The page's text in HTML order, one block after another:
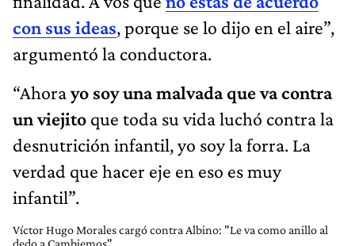
con sus ideas, porque se lo dijo en el aire”,
argumentó la conductora.
“Ahorayo soy una malvada que va contra
un viejito que toda su vida luchó contra la
desnutrición infantil, yo soy la forra. La
verdad que hacer eje en eso es muy
infantil”.
Víctor Hugo Morales cargó contra Albino: "Le va como anillo al
dedo a Cambiemos"